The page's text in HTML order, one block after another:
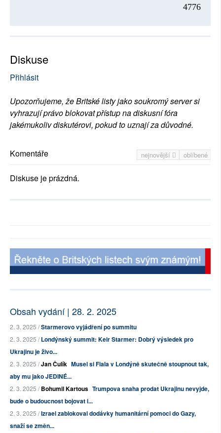
4776
Diskuse
Přihlásit
Upozorňujeme, že Britské listy jako soukromý server si
vyhrazují právo blokovat přístup na diskusní fóra
jakémukoliv diskutérovi, pokud to uznají za důvodné.
nejnovější oblíbené
Komentáře
Diskuse je prázdná.
Obsah vydání | 28. 2. 2025
2. 3. 2025 /Starmerovo vyjádření po summitu
2. 3. 2025 /Londýnský summit: Keir Starmer: Dobrý výsledek pro
Ukrajinu je živo...
2. 3. 2025 /Jan Čulík Musel si Fiala v Londýně skutečně stoupnout tak,
aby mu jako JEDINÉ...
2. 3. 2025 /Bohumil Kartous Trumpova snaha prodat Ukrajinu nevyjde,
bude o budoucnost bojovat i...
2. 3. 2025 /Izrael zablokoval dodávky humanitární pomoci do Gazy,
snaží se změn...